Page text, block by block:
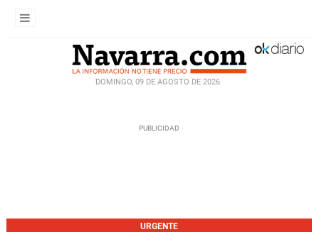
DOMINGO, 09 DE AGOSTO DE 2026
URGENTE